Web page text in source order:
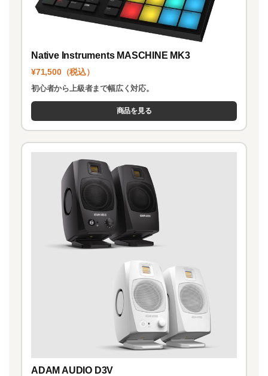
Native Instruments MASCHINE MK3
¥71,500（税込）
初心者から上級者まで幅広く対応。
商品を見る
ADAM AUDIO D3V